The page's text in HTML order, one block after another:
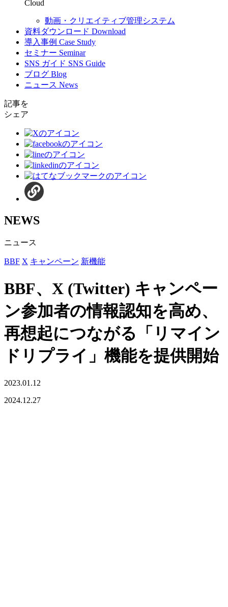
Cloud
動画・クリエイティブ管理システム
資料ダウンロード Download
導入事例 Case Study
セミナー Seminar
SNS ガイド SNS Guide
ブログ Blog
ニュース News
記事を
シェア
NEWS
ニュース
BBF X キャンペーン 新機能
BBF、X (Twitter) キャンペー
ン参加者の情報認知を高め、
再想起につながる「リマイン
ドリプライ」機能を提供開始
2023.01.12
2024.12.27